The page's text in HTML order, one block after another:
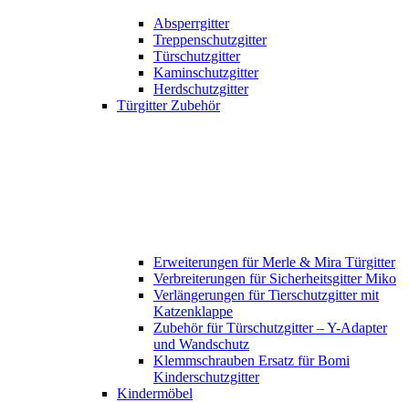
Absperrgitter
Treppenschutzgitter
Türschutzgitter
Kaminschutzgitter
Herdschutzgitter
Türgitter Zubehör
Erweiterungen für Merle & Mira Türgitter
Verbreiterungen für Sicherheitsgitter Miko
Verlängerungen für Tierschutzgitter mit
Katzenklappe
Zubehör für Türschutzgitter – Y-Adapter
und Wandschutz
Klemmschrauben Ersatz für Bomi
Kinderschutzgitter
Kindermöbel